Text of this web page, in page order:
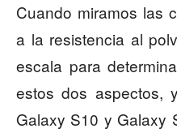
Cuando miramos las
a la resistencia al
escala para
estos dos aspectos,
Galaxy S10 y Galaxy